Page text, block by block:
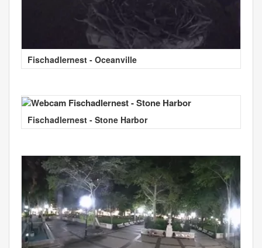
Fischadlernest - Oceanville
Fischadlernest - Stone Harbor